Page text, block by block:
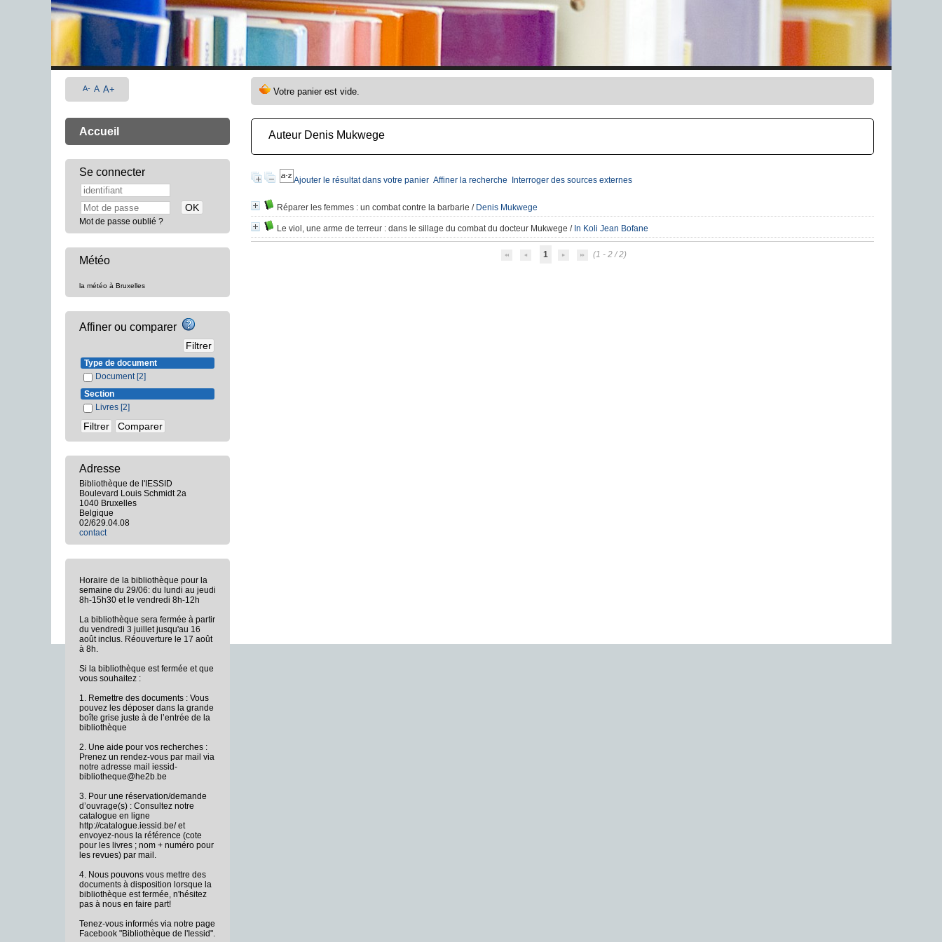
Auteur Denis Mukwege
Ajouter le résultat dans votre panier Affiner la recherche Interroger des sources externes
Réparer les femmes: un combat contre la barbarie / Denis Mukwege
Le viol, une arme de terreur: dans le sillage du combat du docteur Mukwege / In Koli Jean Bofane
1 (1 - 2 / 2)
A- A A+
Accueil
Se connecter
Mot de passe oublié ?
Météo
la météo à Bruxelles
Affiner ou comparer
Type de document
Document [2]
Section
Livres [2]
Adresse
Bibliothèque de l'IESSID
Boulevard Louis Schmidt 2a
1040 Bruxelles
Belgique
02/629.04.08
contact
Horaire de la bibliothèque pour la
semaine du 29/06: du lundi au jeudi
8h-15h30 et le vendredi 8h-12h
La bibliothèque sera fermée à partir
du vendredi 3 juillet jusqu'au 16
août inclus. Réouverture le 17 août
à 8h.
Si la bibliothèque est fermée et que
vous souhaitez :
1. Remettre des documents : Vous
pouvez les déposer dans la grande
boîte grise juste à de l’entrée de la
bibliothèque
2. Une aide pour vos recherches :
Prenez un rendez-vous par mail via
notre adresse mail iessid-
bibliotheque@he2b.be
3. Pour une réservation/demande
d’ouvrage(s) : Consultez notre
catalogue en ligne
http://catalogue.iessid.be/ et
envoyez-nous la référence (cote
pour les livres ; nom + numéro pour
les revues) par mail.
4. Nous pouvons vous mettre des
documents à disposition lorsque la
bibliothèque est fermée, n'hésitez
pas à nous en faire part!
Tenez-vous informés via notre page
Facebook "Bibliothèque de l'Iessid".